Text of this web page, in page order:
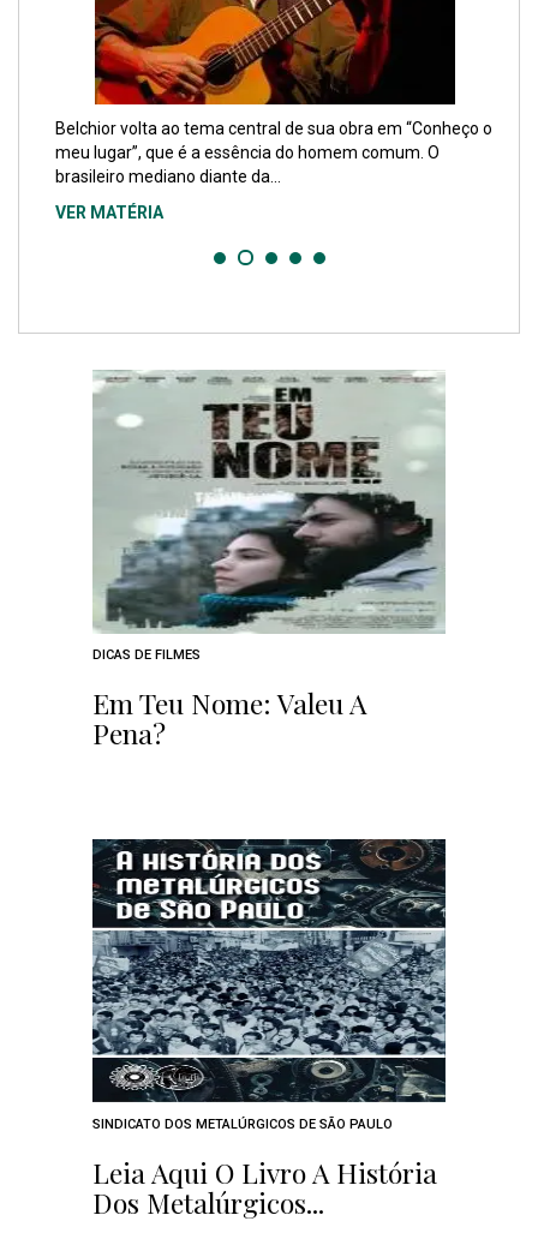
Belchior volta ao tema central de sua obra em “Conheço o
meu lugar”, que é a essência do homem comum. O
brasileiro mediano diante da...
VER MATÉRIA
DICAS DE FILMES
Em Teu Nome: Valeu A
Pena?
SINDICATO DOS METALÚRGICOS DE SÃO PAULO
Leia Aqui O Livro A História
Dos Metalúrgicos...